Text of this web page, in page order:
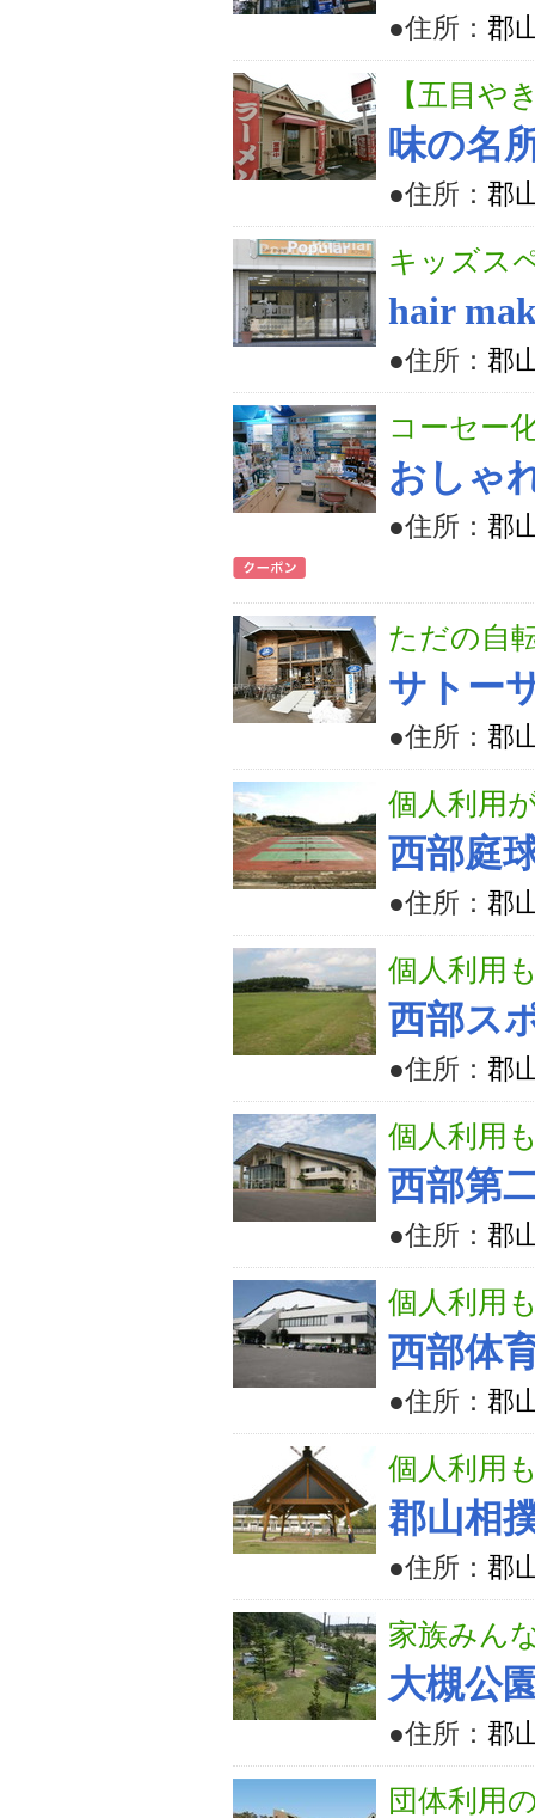
●住所： 郡
【五目や
味の名
●住所： 郡
キッズス
hair
●住所： 郡
コーセー
おしゃ
●住所： 郡
ただの自
サトー
●住所： 郡
個人利用
西部庭
●住所： 郡
個人利用
西部ス
●住所： 郡
個人利用
西部第
●住所： 郡
個人利用
西部体
●住所： 郡
個人利用
郡山相
●住所： 郡
家族みん
大槻公
●住所： 郡
団体利用